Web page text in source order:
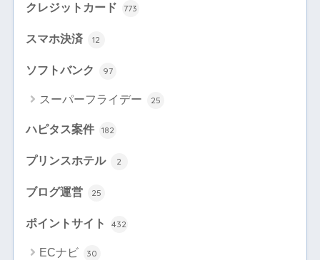
クレジットカード 773
スマホ決済 12
ソフトバンク 97
スーパーフライデー 25
ハピタス案件 182
プリンスホテル 2
ブログ運営 25
ポイントサイト 432
ECナビ 30